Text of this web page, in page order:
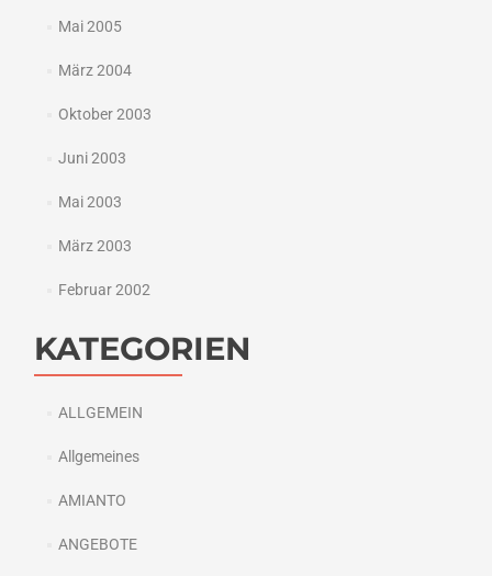
Mai 2005
März 2004
Oktober 2003
Juni 2003
Mai 2003
März 2003
Februar 2002
KATEGORIEN
ALLGEMEIN
Allgemeines
AMIANTO
ANGEBOTE